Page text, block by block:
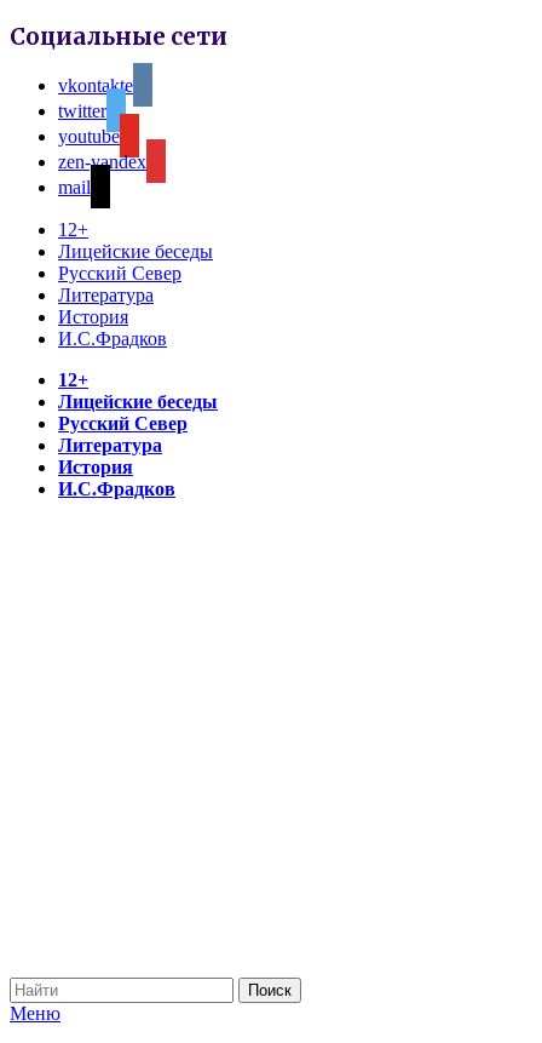
Социальные сети
vkontakte
twitter
youtube
zen-yandex
mail
12+
Лицейские беседы
Русский Север
Литература
История
И.С.Фрадков
12+
Лицейские беседы
Русский Север
Литература
История
И.С.Фрадков
Меню